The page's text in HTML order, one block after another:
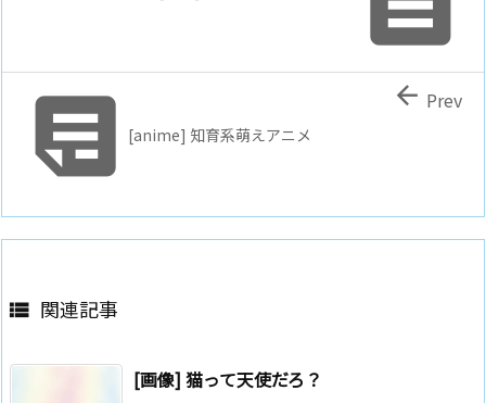
[anime] 知育系萌えアニメ
 Prev
 関連記事
[画像] 猫って天使だろ？